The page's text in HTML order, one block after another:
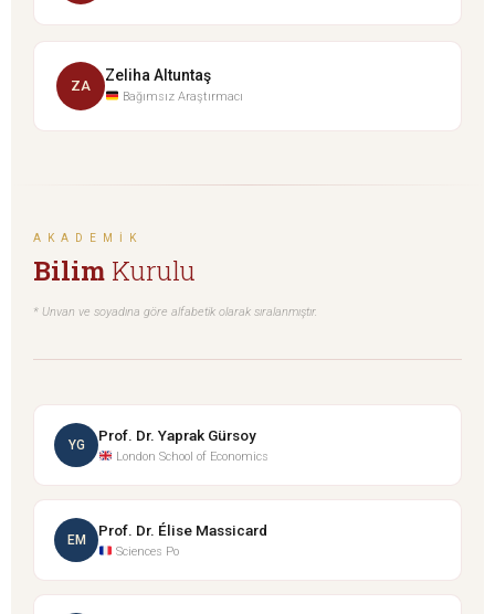
ZA
Zeliha Altuntaş
Bağımsız Araştırmacı
AKADEMIK
Bilim Kurulu
* Unvan ve soyadına göre alfabetik olarak sıralanmıştır.
YG
Prof. Dr. Yaprak Gürsoy
London School of Economics
EM
Prof. Dr. Élise Massicard
Sciences Po